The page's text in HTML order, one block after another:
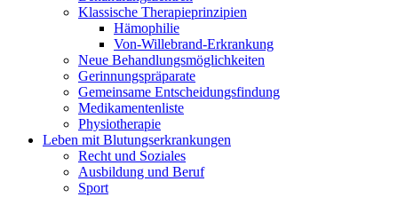
Klassische Therapieprinzipien
Hämophilie
Von-Willebrand-Erkrankung
Neue Behandlungsmöglichkeiten
Gerinnungspräparate
Gemeinsame Entscheidungsfindung
Medikamentenliste
Physiotherapie
Leben mit Blutungserkrankungen
Recht und Soziales
Ausbildung und Beruf
Sport